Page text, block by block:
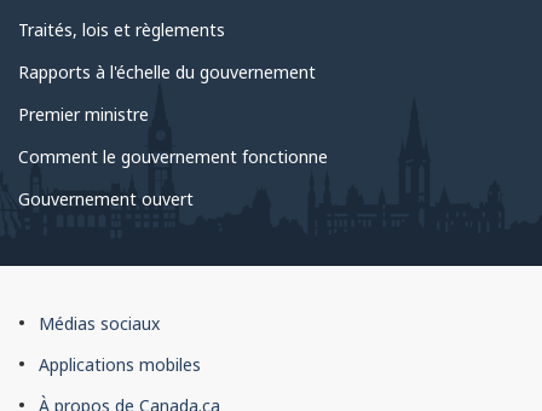
Traités, lois et règlements
Rapports à l'échelle du gouvernement
Premier ministre
Comment le gouvernement fonctionne
Gouvernement ouvert
À
propos
du
Médias sociaux
Applications mobiles
À propos de Canada.ca